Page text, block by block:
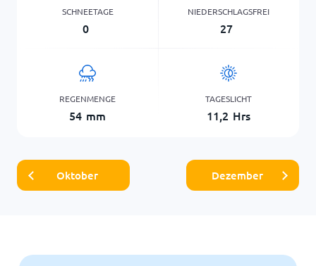
SCHNEETAGE
0
NIEDERSCHLAGSFREI
27
REGENMENGE
54 mm
TAGESLICHT
11,2 Hrs
Oktober Dezember